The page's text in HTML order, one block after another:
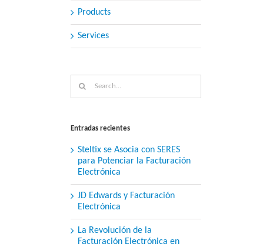
Products
Services
for:
Entradas recientes
Steltix se Asocia con SERES
para Potenciar la Facturación
Electrónica
JD Edwards y Facturación
Electrónica
La Revolución de la
Facturación Electrónica en